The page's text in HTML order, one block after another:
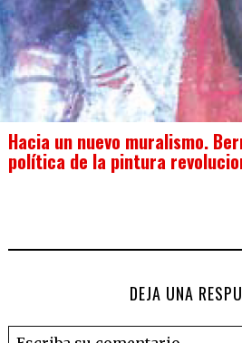
Hacia un nuevo muralismo.
política de la pintura
DEJA UNA